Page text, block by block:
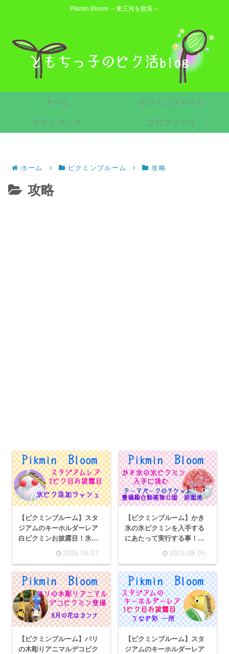
Pikmin Bloom ～東三河を散策～
ホーム ピクミンブルーム
サイトマップ プロフィール
ホーム ピクミンブルーム 攻略
攻略
【ピクミンブルーム】スタ
ジアムのキーホルダーレア
白ピクミンお披露目！氷ピ
クミンが続々デコ追加で新
2026.08.07
【ピクミンブルーム】かき
氷の氷ピクミンを入手する
にあたって実行する事！の
んほいパークのテーマパー
2026.08.05
【ピクミンブルーム】バリ
の木彫りアニマルデコピク
【ピクミンブルーム】スタ
ジアムのキーホルダーレア